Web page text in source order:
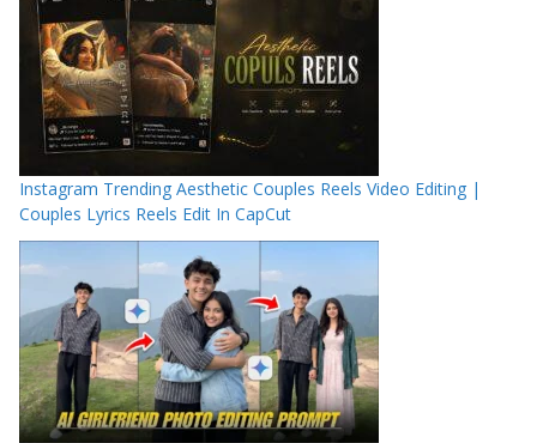
Instagram Trending Aesthetic Couples Reels Video Editing |
Couples Lyrics Reels Edit In CapCut